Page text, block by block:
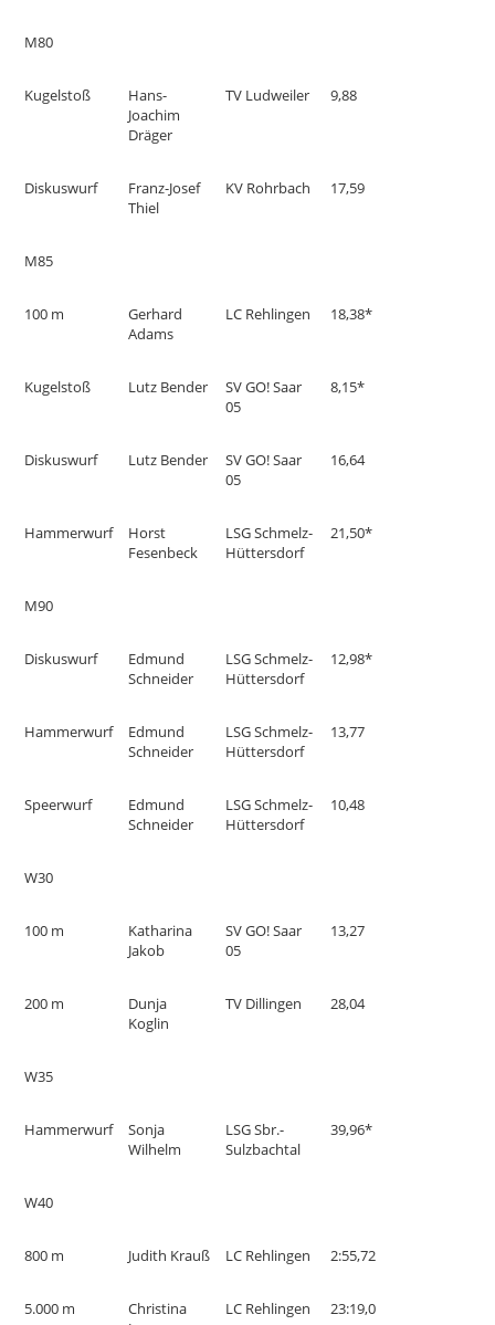
M80
Kugelstoß
Hans-
Joachim
Dräger
TV Ludweiler 9,88
Diskuswurf
Franz-Josef
Thiel
KV Rohrbach 17,59
M85
100 m
Gerhard
Adams
LC Rehlingen 18,38*
Kugelstoß Lutz Bender
SV GO! Saar
05
8,15*
Diskuswurf Lutz Bender
SV GO! Saar
05
16,64
Hammerwurf
Horst
Fesenbeck
LSG Schmelz-
Hüttersdorf
21,50*
M90
Diskuswurf
Edmund
Schneider
LSG Schmelz-
Hüttersdorf
12,98*
Hammerwurf
Edmund
Schneider
LSG Schmelz-
Hüttersdorf
13,77
Speerwurf
Edmund
Schneider
LSG Schmelz-
Hüttersdorf
10,48
W30
100 m
Katharina
Jakob
SV GO! Saar
05
13,27
200 m
Dunja
Koglin
TV Dillingen 28,04
W35
Hammerwurf
Sonja
Wilhelm
LSG Sbr.-
Sulzbachtal
39,96*
W40
800 m Judith Krauß LC Rehlingen 2:55,72
5.000 m
Christina
LC Rehlingen 23:19,0